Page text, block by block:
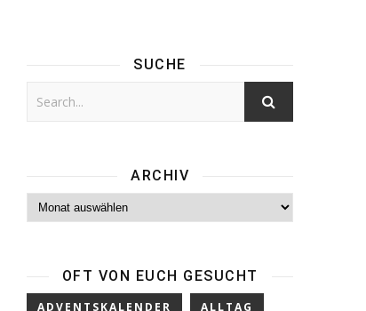
SUCHE
ARCHIV
Archiv
OFT VON EUCH GESUCHT
ADVENTSKALENDER ALLTAG